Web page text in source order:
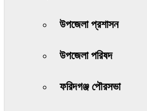
উপজেলা প্রশাসন
উপজেলা পরিষদ
ফরিদগঞ্জ পৌরসভা